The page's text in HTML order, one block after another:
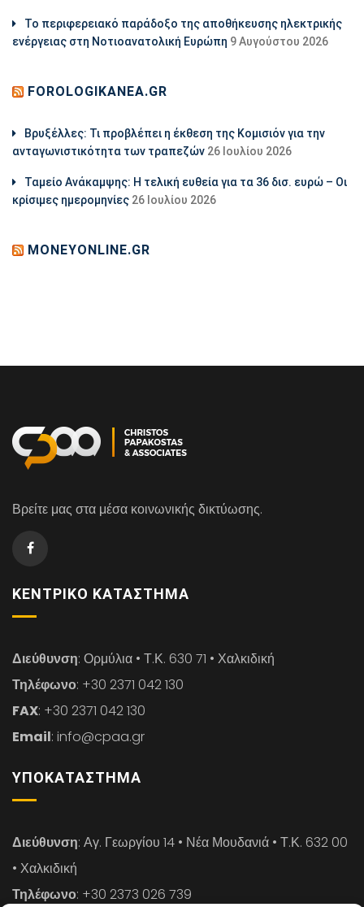
Το περιφερειακό παράδοξο της αποθήκευσης ηλεκτρικής
ενέργειας στη Νοτιοανατολική Ευρώπη 9 Αυγούστου 2026
FOROLOGIKANEA.GR
Βρυξέλλες: Τι προβλέπει η έκθεση της Κομισιόν για την
ανταγωνιστικότητα των τραπεζών 26 Ιουλίου 2026
Ταμείο Ανάκαμψης: Η τελική ευθεία για τα 36 δισ. ευρώ – Οι
κρίσιμες ημερομηνίες 26 Ιουλίου 2026
MONEYONLINE.GR
Βρείτε μας στα μέσα κοινωνικής δικτύωσης.
ΚΕΝΤΡΙΚΌ ΚΑΤΆΣΤΗΜΑ
Διεύθυνση: Ορμύλια • Τ.Κ. 630 71 • Χαλκιδική
Τηλέφωνο: +30 2371 042 130
FAX: +30 2371 042 130
Email: info@cpaa.gr
ΥΠΟΚΑΤΆΣΤΗΜΑ
Διεύθυνση: Αγ. Γεωργίου 14 • Νέα Μουδανιά • Τ.Κ. 632 00
• Χαλκιδική
Τηλέφωνο: +30 2373 026 739